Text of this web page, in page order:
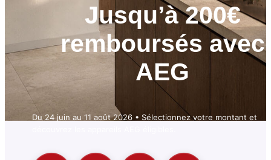
Jusqu’à 200€
remboursés avec
AEG
Du 24 juin au 11 août 2026 • Sélectionnez votre montant et